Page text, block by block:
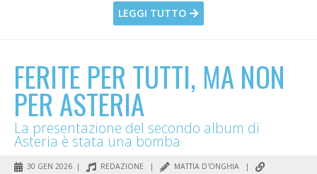
LEGGI TUTTO
FERITE PER TUTTI, MA NON
PER ASTERIA
La presentazione del secondo album di
Asteria è stata una bomba
30 GEN 2026 | REDAZIONE | MATTIA D'ONGHIA
|